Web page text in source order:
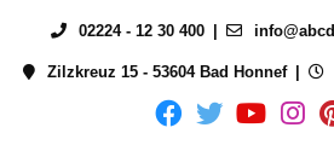
content
02224 - 12 30 400
Zilzkreuz 15 - 53604 Bad Honnef